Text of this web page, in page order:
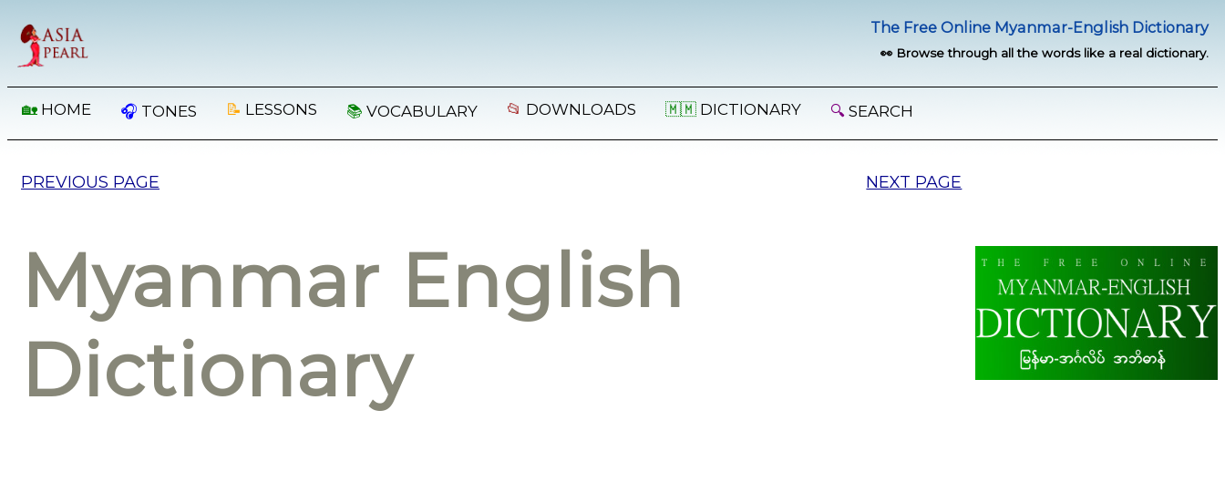
The Free Online Myanmar-English Dictionary
👀 Browse through all the words like a real dictionary.
🏡 HOME 🎧 TONES 📝 LESSONS 📚 VOCABULARY 📂 DOWNLOADS 🇲🇲 DICTIONARY 🔍 SEARCH
PREVIOUS PAGE NEXT PAGE
Myanmar English
Dictionary